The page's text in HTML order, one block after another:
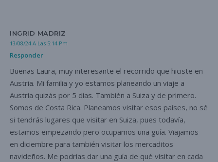
INGRID MADRIZ
13/08/24 A Las 5:14 Pm
Responder
Buenas Laura, muy interesante el recorrido que hiciste en
Austria. Mi familia y yo estamos planeando un viaje a
Austria quizás por 5 días. También a Suiza y de primero.
Somos de Costa Rica. Planeamos visitar esos países, no sé
si tendrás lugares que visitar en Suiza, pues todavía,
estamos empezando pero ocupamos una guía. Viajamos
en diciembre para también visitar los mercaditos
navideños. Me podrías dar una guía de qué visitar en cada